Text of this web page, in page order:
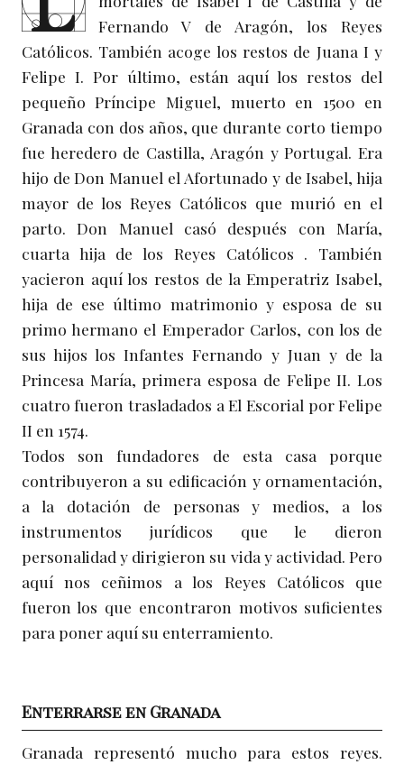
Fernando V de Aragón, los Reyes
Católicos. También acoge los restos de Juana I y
Felipe I. Por último, están aquí los restos del
pequeño Príncipe Miguel, muerto en 1500 en
Granada con dos años, que durante corto tiempo
fue heredero de Castilla, Aragón y Portugal. Era
hijo de Don Manuel el Afortunado y de Isabel, hija
mayor de los Reyes Católicos que murió en el
parto. Don Manuel casó después con María,
cuarta hija de los Reyes Católicos . También
yacieron aquí los restos de la Emperatriz Isabel,
hija de ese último matrimonio y esposa de su
primo hermano el Emperador Carlos, con los de
sus hijos los Infantes Fernando y Juan y de la
Princesa María, primera esposa de Felipe II. Los
cuatro fueron trasladados a El Escorial por Felipe
II en 1574.
Todos son fundadores de esta casa porque
contribuyeron a su edificación y ornamentación,
a la dotación de personas y medios, a los
instrumentos jurídicos que le dieron
personalidad y dirigieron su vida y actividad. Pero
aquí nos ceñimos a los Reyes Católicos que
fueron los que encontraron motivos suficientes
para poner aquí su enterramiento.
Enterrarse en Granada
Granada representó mucho para estos reyes.